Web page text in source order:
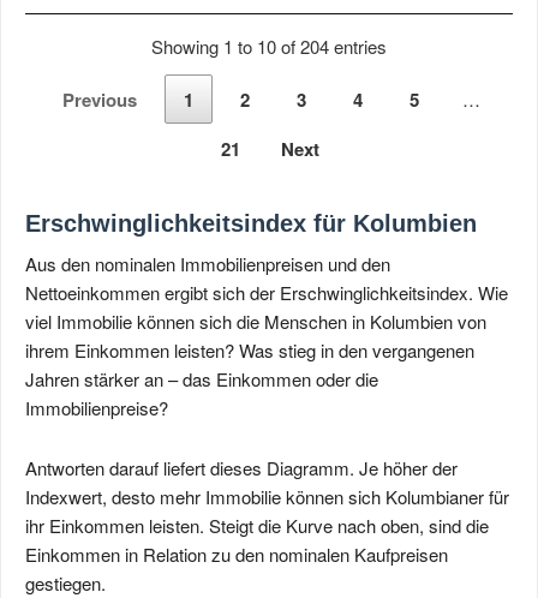
Showing 1 to 10 of 204 entries
Previous 1 2 3 4 5 …
21 Next
Erschwinglichkeitsindex für Kolumbien
Aus den nominalen Immobilienpreisen und den
Nettoeinkommen ergibt sich der Erschwinglichkeitsindex. Wie
viel Immobilie können sich die Menschen in Kolumbien von
ihrem Einkommen leisten? Was stieg in den vergangenen
Jahren stärker an – das Einkommen oder die
Immobilienpreise?
Antworten darauf liefert dieses Diagramm. Je höher der
Indexwert, desto mehr Immobilie können sich Kolumbianer für
ihr Einkommen leisten. Steigt die Kurve nach oben, sind die
Einkommen in Relation zu den nominalen Kaufpreisen
gestiegen.